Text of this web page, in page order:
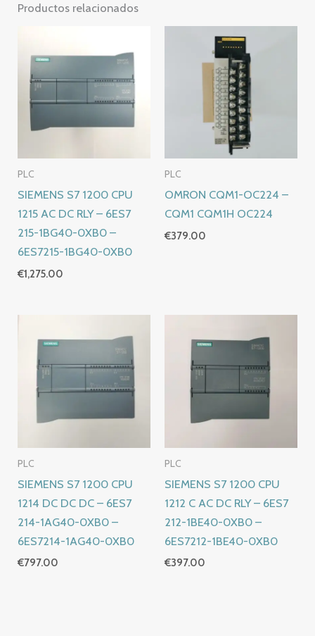
Productos relacionados
PLC
SIEMENS S7 1200 CPU
1215 AC DC RLY – 6ES7
215-1BG40-0XB0 –
6ES7215-1BG40-0XB0
€1,275.00
PLC
OMRON CQM1-OC224 –
CQM1 CQM1H OC224
€379.00
PLC
SIEMENS S7 1200 CPU
1214 DC DC DC – 6ES7
214-1AG40-0XB0 –
6ES7214-1AG40-0XB0
€797.00
PLC
SIEMENS S7 1200 CPU
1212 C AC DC RLY – 6ES7
212-1BE40-0XB0 –
6ES7212-1BE40-0XB0
€397.00